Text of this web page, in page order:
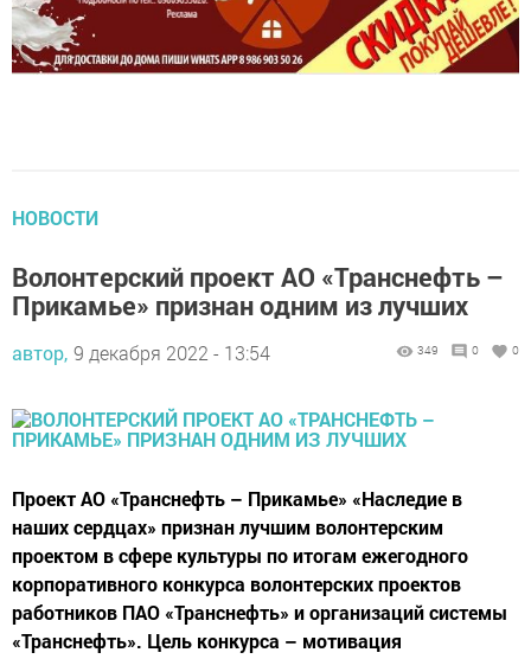
Прикамье» признан одним из лучших
автор, 9 декабря 2022 - 13:54
наших сердцах» признан лучшим волонтерским
проектом в сфере культуры по итогам ежегодного
корпоративного конкурса волонтерских проектов
работников ПАО «Транснефть» и организаций системы
«Транснефть». Цель конкурса – мотивация
добровольцев и вовлечение новых участников в